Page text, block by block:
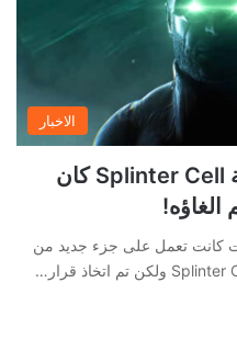
الاخبار
جزء جديد من سلسلة Splinter Cell كان
كانت تعمل على جزء جديد من